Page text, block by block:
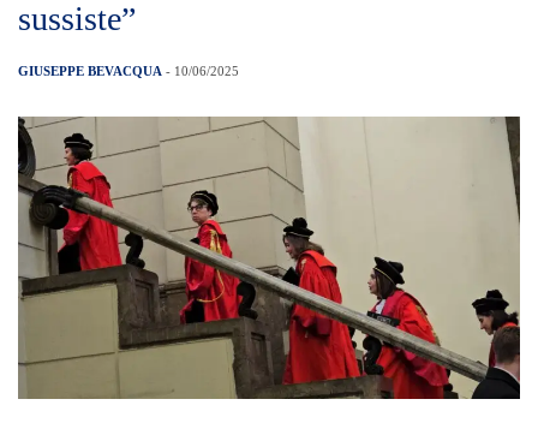
sussiste”
GIUSEPPE BEVACQUA - 10/06/2025